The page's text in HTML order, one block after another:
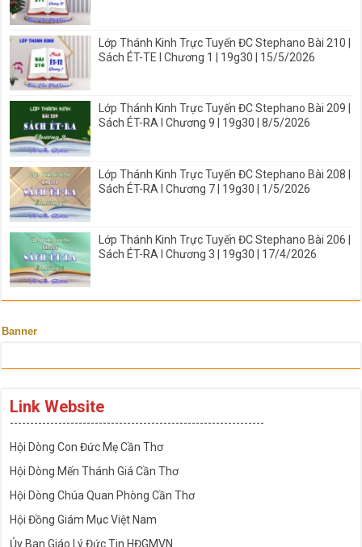
Lớp Thánh Kinh Trực Tuyến ĐC Stephano Bài 210 |
Sách ÉT-TE I Chương 1 | 19g30 | 15/5/2026
Lớp Thánh Kinh Trực Tuyến ĐC Stephano Bài 209 |
Sách ÉT-RA I Chương 9 | 19g30 | 8/5/2026
Lớp Thánh Kinh Trực Tuyến ĐC Stephano Bài 208 |
Sách ÉT-RA I Chương 7 | 19g30 | 1/5/2026
Lớp Thánh Kinh Trực Tuyến ĐC Stephano Bài 206 |
Sách ÉT-RA I Chương 3 | 19g30 | 17/4/2026
Banner
Link Website
---------------------------------------------------------------
Hội Dòng Con Đức Mẹ Cần Thơ
Hội Dòng Mến Thánh Giá Cần Thơ
Hội Dòng Chúa Quan Phòng Cần Thơ
Hội Đồng Giám Mục Việt Nam
Ủy Ban Giáo Lý Đức Tin HĐGMVN